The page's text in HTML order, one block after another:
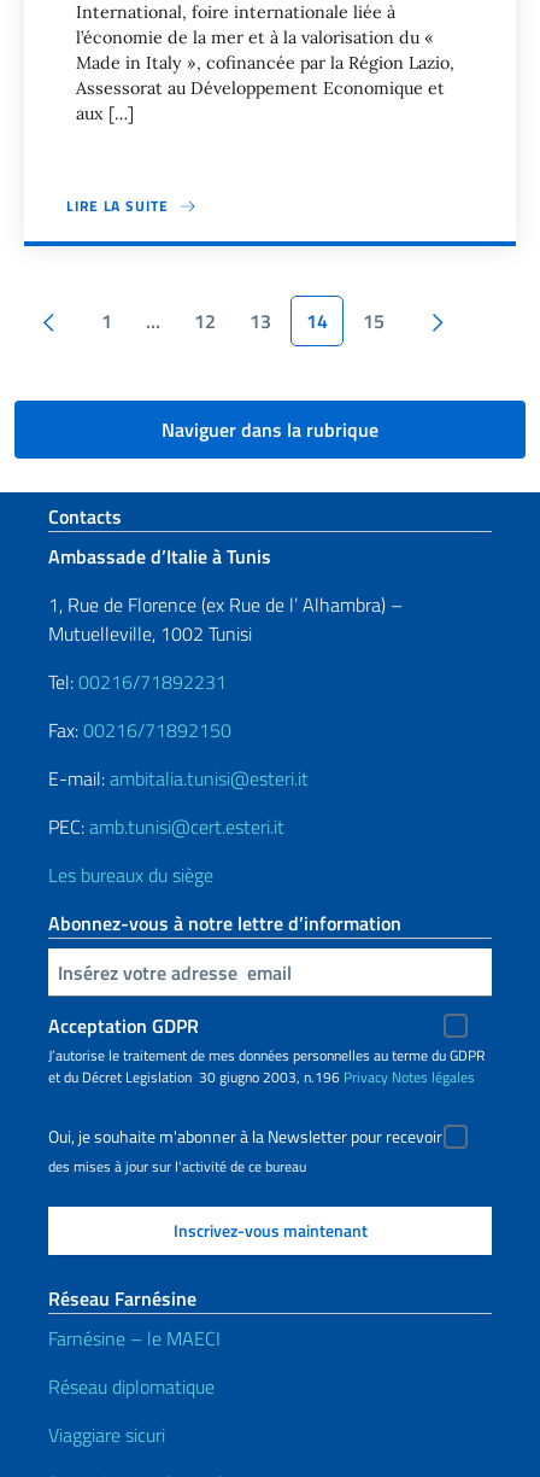
International, foire internationale liée à
l’économie de la mer et à la valorisation du «
Made in Italy », cofinancée par la Région Lazio,
Assessorat au Développement Economique et
aux […]
LIRE LA SUITE
Pagination
Page précédente
1 … 12 13 14 15
Naviguer dans la rubrique
Section de pied de page
Contacts
Ambassade d’Italie à Tunis
1, Rue de Florence (ex Rue de l’ Alhambra) –
Mutuelleville, 1002 Tunisi
Tel:00216/71892231
Fax:00216/71892150
E-mail:ambitalia.tunisi@esteri.it
PEC:amb.tunisi@cert.esteri.it
Les bureaux du siège
Abonnez-vous à notre lettre d’information
Insert your email
Acceptation GDPR
J’autorise le traitement de mes données personnelles au terme du GDPR
et du Décret Legislation 30 giugno 2003, n.196 Privacy Notes légales
Oui, je souhaite m'abonner à la Newsletter pour recevoir
des mises à jour sur l'activité de ce bureau
Réseau Farnésine
Farnésine – le MAECI
Réseau diplomatique
Viaggiare sicuri